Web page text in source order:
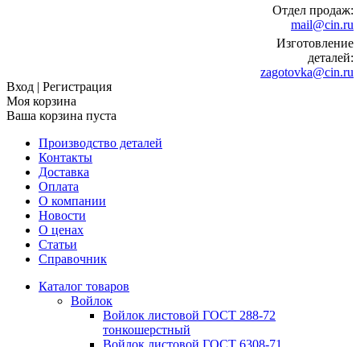
Отдел продаж:
mail@cin.ru
Изготовление
деталей:
zagotovka@cin.ru
Вход | Регистрация
Моя корзина
Ваша корзина пуста
Производство деталей
Контакты
Доставка
Оплата
О компании
Новости
О ценах
Статьи
Справочник
Каталог товаров
Войлок
Войлок листовой ГОСТ 288-72
тонкошерстный
Войлок листовой ГОСТ 6308-71